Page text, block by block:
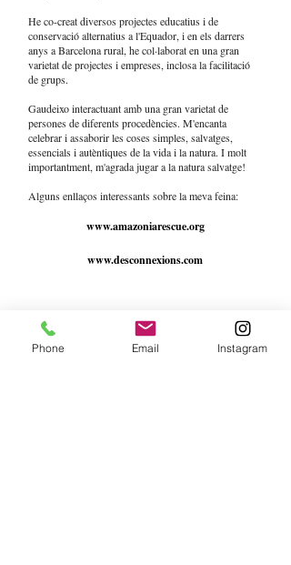
He co-creat diversos projectes educatius i de
conservació alternatius a l'Equador, i en els darrers
anys a Barcelona rural, he col·laborat en una gran
varietat de projectes i empreses, inclosa la facilitació
de grups.
Gaudeixo interactuant amb una gran varietat de
persones de diferents procedències. M'encanta
celebrar i assaborir les coses simples, salvatges,
essencials i autèntiques de la vida i la natura. I molt
importantment, m'agrada jugar a la natura salvatge!
Alguns enllaços interessants sobre la meva feina:
www.amazoniarescue.org
www.desconnexions.com
Phone Email Instagram